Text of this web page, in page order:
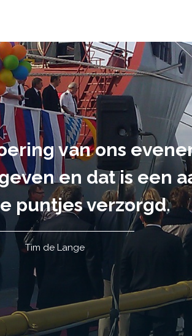
van ons
en dat is een
puntjes verzorgd.
Tim de Lange